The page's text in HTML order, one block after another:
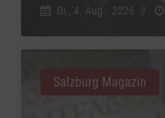
Di., 4. Aug.. 2026 //
Salzburg Magazin